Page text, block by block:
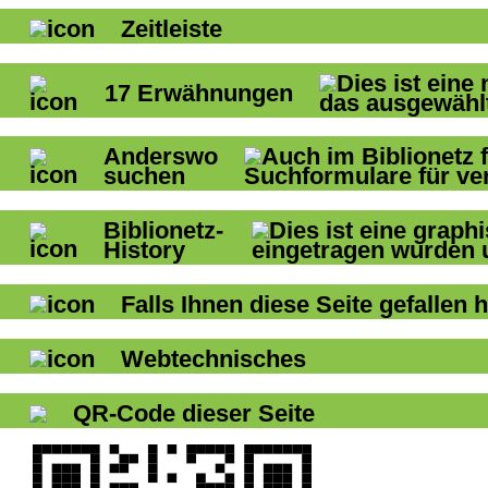
Zeitleiste
17 Erwähnungen
Anderswo
suchen
Biblionetz-
History
Falls Ihnen diese Seite gefallen
Webtechnisches
QR-Code dieser Seite